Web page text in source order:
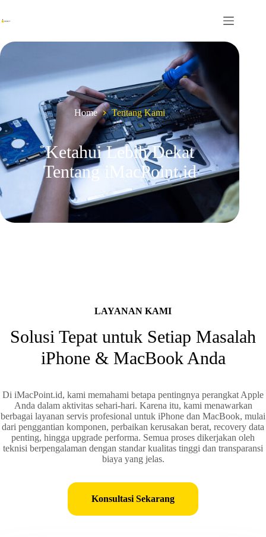
Home Tentang Kami
Ketahui Lebih Dekat
Tentang iMacPoint.id
LAYANAN KAMI
Solusi Tepat untuk Setiap Masalah
iPhone & MacBook Anda
Di iMacPoint.id, kami memahami betapa pentingnya perangkat Apple
Anda dalam aktivitas sehari-hari. Karena itu, kami menawarkan
berbagai layanan servis profesional untuk iPhone dan MacBook, mulai
dari penggantian komponen, perbaikan kerusakan berat, recovery data
penting, hingga upgrade performa. Semua proses dikerjakan oleh
teknisi berpengalaman dengan standar kualitas tinggi dan transparansi
biaya yang jelas.
Konsultasi Sekarang